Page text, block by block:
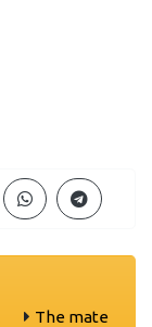
The mate